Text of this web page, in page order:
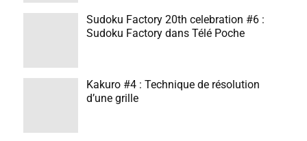
Sudoku Factory 20th celebration #6 :
Sudoku Factory dans Télé Poche
Kakuro #4 : Technique de résolution
d’une grille